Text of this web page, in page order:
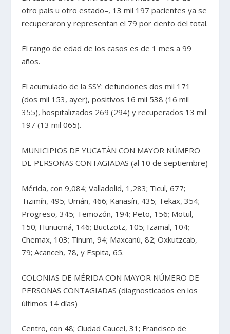
otro país u otro estado–, 13 mil 197 pacientes ya se
recuperaron y representan el 79 por ciento del total.
El rango de edad de los casos es de 1 mes a 99
años.
El acumulado de la SSY: defunciones dos mil 171
(dos mil 153, ayer), positivos 16 mil 538 (16 mil
355), hospitalizados 269 (294) y recuperados 13 mil
197 (13 mil 065).
MUNICIPIOS DE YUCATÁN CON MAYOR NÚMERO
DE PERSONAS CONTAGIADAS (al 10 de septiembre)
Mérida, con 9,084; Valladolid, 1,283; Ticul, 677;
Tizimín, 495; Umán, 466; Kanasín, 435; Tekax, 354;
Progreso, 345; Temozón, 194; Peto, 156; Motul,
150; Hunucmá, 146; Buctzotz, 105; Izamal, 104;
Chemax, 103; Tinum, 94; Maxcanú, 82; Oxkutzcab,
79; Acanceh, 78, y Espita, 65.
COLONIAS DE MÉRIDA CON MAYOR NÚMERO DE
PERSONAS CONTAGIADAS (diagnosticados en los
últimos 14 días)
Centro, con 48; Ciudad Caucel, 31; Francisco de